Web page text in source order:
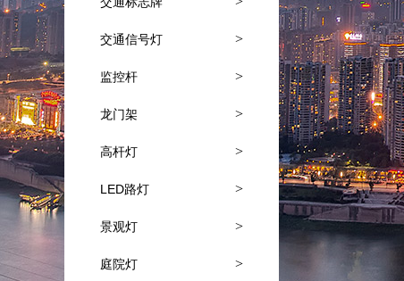
交通信号灯 >
监控杆 >
龙门架 >
高杆灯 >
LED路灯 >
景观灯 >
庭院灯 >